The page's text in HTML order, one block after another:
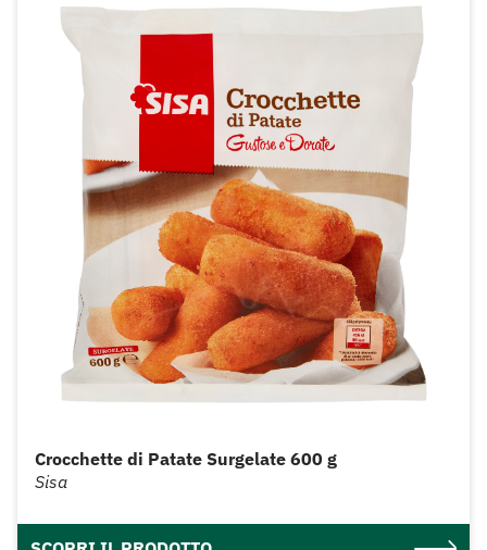
Crocchette di Patate Surgelate 600 g
Sisa